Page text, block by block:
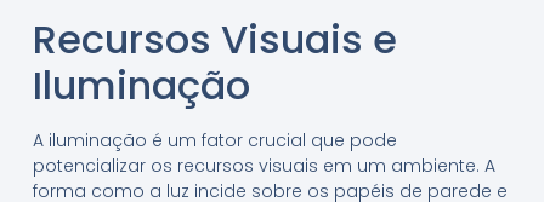
Recursos Visuais e
Iluminação
A iluminação é um fator crucial que pode
potencializar os recursos visuais em um ambiente. A
forma como a luz incide sobre os papéis de parede e